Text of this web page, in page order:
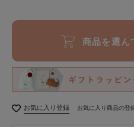
商品を選ん
お気に入り登録 お気に入り商品の登